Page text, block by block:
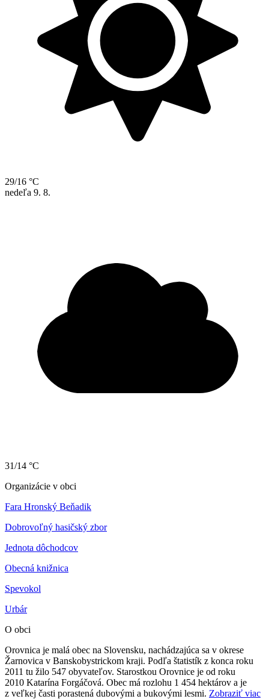
29/16 °C
nedeľa 9. 8.
31/14 °C
Organizácie v obci
Fara Hronský Beňadik
Dobrovoľný hasičský zbor
Jednota dôchodcov
Obecná knižnica
Spevokol
Urbár
O obci
Orovnica je malá obec na Slovensku, nachádzajúca sa v okrese
Žarnovica v Banskobystrickom kraji. Podľa štatistík z konca roku
2011 tu žilo 547 obyvateľov. Starostkou Orovnice je od roku
2010 Katarína Forgáčová. Obec má rozlohu 1 454 hektárov a je
z veľkej časti porastená dubovými a bukovými lesmi. Zobraziť viac